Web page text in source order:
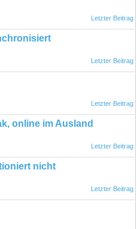
online im Ausland
nicht